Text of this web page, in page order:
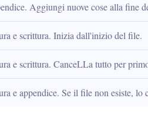
Aggiungi nuove cose alla fine
e scrittura. Inizia dall'inizio del file.
e scrittura. CanceLLa tutto per
e appendice. Se il file non esiste, lo